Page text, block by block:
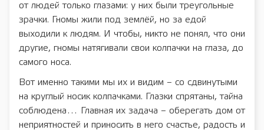
от людей только глазами: у них были треугольные
зрачки. Гномы жили под землёй, но за едой
выходили к людям. И чтобы, никто не понял, что они
другие, гномы натягивали свои колпачки на глаза, до
самого носа.
Вот именно такими мы их и видим – со сдвинутыми
на круглый носик колпачками. Глазки спрятаны, тайна
соблюдена… Главная их задача – оберегать дом от
неприятностей и приносить в него счастье, радость и